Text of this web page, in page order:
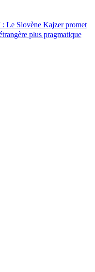
Le Slovène Kajzer promet
plus pragmatique